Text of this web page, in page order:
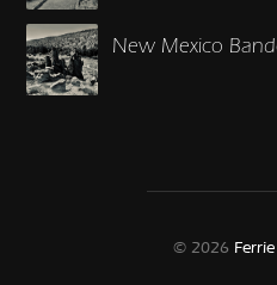
New Mexico
© 2026